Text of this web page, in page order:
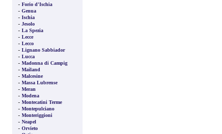
- Forio d'Ischia
- Genua
- Ischia
- Jesolo
- La Spezia
- Lecce
- Lecco
- Lignano Sabbiador
- Lucca
- Madonna di Campig
- Mailand
- Malcesine
- Massa Lubrense
- Meran
- Modena
- Montecatini Terme
- Montepulciano
- Monteriggioni
- Neapel
- Orvieto